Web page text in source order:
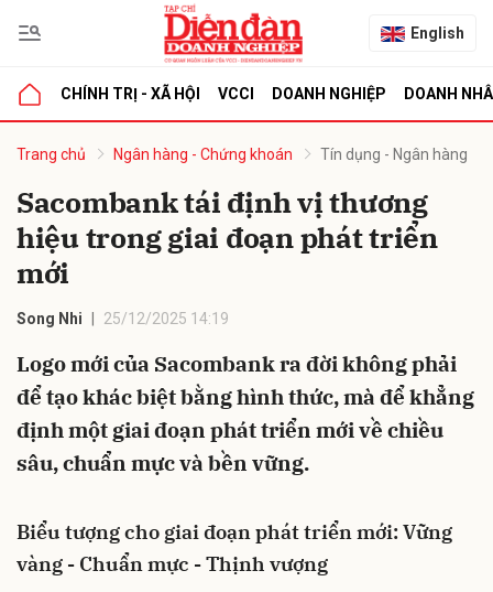
English
CHÍNH TRỊ - XÃ HỘI VCCI DOANH NGHIỆP DOANH
Trang chủ Ngân hàng - Chứng khoán Tín dụng - Ngân hàng
Sacombank tái định vị thương
hiệu trong giai đoạn phát triển
mới
Song Nhi 25/12/2025 14:19
Logo mới của Sacombank ra đời không phải
để tạo khác biệt bằng hình thức, mà để khẳng
định một giai đoạn phát triển mới về chiều
sâu, chuẩn mực và bền vững.
Biểu tượng cho giai đoạn phát triển mới: Vững
vàng - Chuẩn mực - Thịnh vượng
luận
Hủy